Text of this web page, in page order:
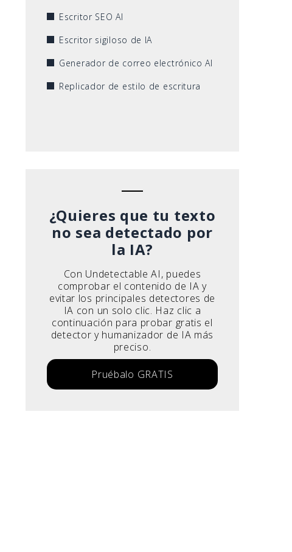
Escritor SEO AI
Escritor sigiloso de IA
Generador de correo electrónico AI
Replicador de estilo de escritura
¿Quieres que tu texto
no sea detectado por
la IA?
Con Undetectable AI, puedes
comprobar el contenido de IA y
evitar los principales detectores de
IA con un solo clic. Haz clic a
continuación para probar gratis el
detector y humanizador de IA más
preciso.
Pruébalo GRATIS